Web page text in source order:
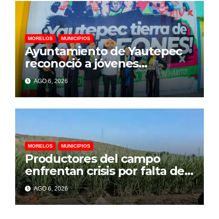
MORELOS MUNICIPIOS
Ayuntamiento de Yautepec
reconoció a jóvenes
campeones de Lima Lama
rumbo a competencia
internacional
AGO 6, 2026
MORELOS MUNICIPIOS
Productores del campo
enfrentan crisis por falta de
financiamiento, advierte
representante cañero
AGO 6, 2026